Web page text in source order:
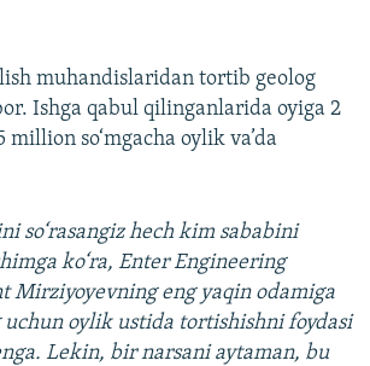
muhandislaridan tortib geolog
Ishga qabul qilinganlarida oyiga 2
million so‘mgacha oylik va’da
so‘rasangiz hech kim sababini
ko‘ra, Enter Engineering
Mirziyoyevning eng yaqin odamiga
oylik ustida tortishishni foydasi
Lekin, bir narsani aytaman, bu